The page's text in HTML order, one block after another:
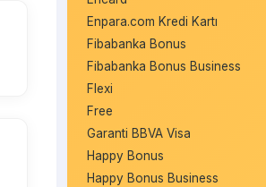
Enpara.com Kredi Kartı
Fibabanka Bonus
Fibabanka Bonus Business
Flexi
Free
Garanti BBVA Visa
Happy Bonus
Happy Bonus Business